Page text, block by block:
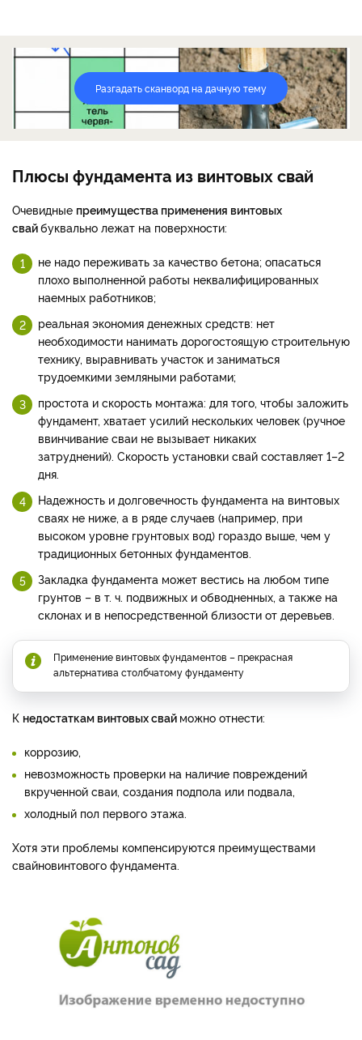
Разгадать сканворд на дачную тему
Плюсы фундамента из винтовых свай
Очевидные преимущества применения винтовых
свайбуквально лежат на поверхности:
не надо переживать за качество бетона; опасаться
плохо выполненной работы неквалифицированных
наемных работников;
реальная экономия денежных средств: нет
необходимости нанимать дорогостоящую строительную
технику, выравнивать участок и заниматься
трудоемкими земляными работами;
простота и скорость монтажа: для того, чтобы заложить
фундамент, хватает усилий нескольких человек (ручное
ввинчивание сваи не вызывает никаких
затруднений). Скорость установки свай составляет 1–2
дня.
Надежность и долговечность фундамента на винтовых
сваях не ниже, а в ряде случаев (например, при
высоком уровне грунтовых вод) гораздо выше, чем у
традиционных бетонных фундаментов.
Закладка фундамента может вестись на любом типе
грунтов – в т. ч. подвижных и обводненных, а также на
склонах и в непосредственной близости от деревьев.
Применение винтовых фундаментов – прекрасная
альтернатива столбчатому фундаменту
К недостаткам винтовых свай можно отнести:
коррозию,
невозможность проверки на наличие повреждений
вкрученной сваи, создания подпола или подвала,
холодный пол первого этажа.
Хотя эти проблемы компенсируются преимуществами
свайно­винтового фундамента.